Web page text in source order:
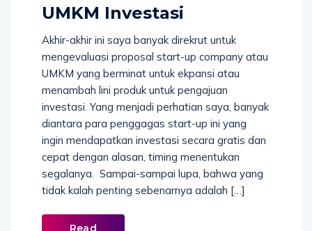
UMKM Investasi
Akhir-akhir ini saya banyak direkrut untuk
mengevaluasi proposal start-up company atau
UMKM yang berminat untuk ekpansi atau
menambah lini produk untuk pengajuan
investasi. Yang menjadi perhatian saya, banyak
diantara para penggagas start-up ini yang
ingin mendapatkan investasi secara gratis dan
cepat dengan alasan, timing menentukan
segalanya. Sampai-sampai lupa, bahwa yang
tidak kalah penting sebenarnya adalah […]
Read